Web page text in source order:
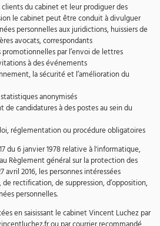
clients du cabinet et leur prodiguer des
le cabinet peut être conduit à divulguer
personnelles aux juridictions, huissiers de
avocats, correspondants
promotionnelles par l’envoi de lettres
à des événements
la sécurité et l’amélioration du
anonymisés
candidatures à des postes au sein du
réglementation ou procédure obligatoires
du 6 janvier 1978 relative à l'informatique,
Règlement général sur la protection des
avril 2016, les personnes intéressées
de rectification, de suppression, d’opposition,
personnelles.
en saisissant le cabinet Vincent Luchez par